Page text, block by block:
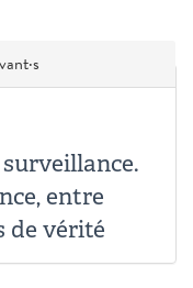
surveillance.
entre
de vérité